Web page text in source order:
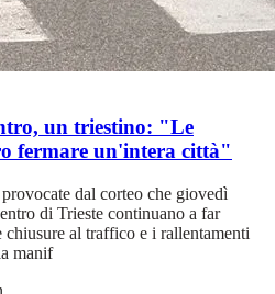
un triestino: "Le
fermare un'intera città"
dal corteo che giovedì
di Trieste continuano a far
chiusure al traffico e i rallentamenti
manif